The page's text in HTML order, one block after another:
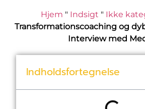
Hjem " Indsigt " Ikke
Transformationscoaching og
Interview med
Indholdsfortegnelse